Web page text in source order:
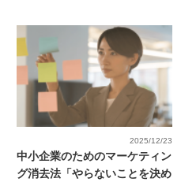
2025/12/23
中小企業のためのマーケティン
グ消去法「やらないことを決め